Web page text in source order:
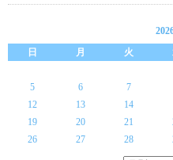
日
月 火
5
6 7
12
13 14
19
20 21
26
27 28